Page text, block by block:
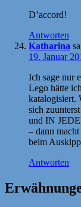
D’accord!
Antworten
Katharina
19. Januar
Ich sage nur
Lego hätte
katalogisiert.
sich
und IN
– dann
beim
Antworten